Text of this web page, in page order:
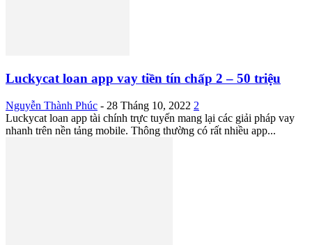
Luckycat loan app vay tiền tín chấp 2 – 50 triệu
Nguyễn Thành Phúc - 28 Tháng 10, 2022 2
Luckycat loan app tài chính trực tuyến mang lại các giải pháp vay
nhanh trên nền tảng mobile. Thông thường có rất nhiều app...